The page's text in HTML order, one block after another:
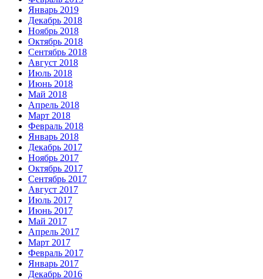
Январь 2019
Декабрь 2018
Ноябрь 2018
Октябрь 2018
Сентябрь 2018
Август 2018
Июль 2018
Июнь 2018
Май 2018
Апрель 2018
Март 2018
Февраль 2018
Январь 2018
Декабрь 2017
Ноябрь 2017
Октябрь 2017
Сентябрь 2017
Август 2017
Июль 2017
Июнь 2017
Май 2017
Апрель 2017
Март 2017
Февраль 2017
Январь 2017
Декабрь 2016